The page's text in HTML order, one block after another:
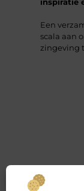
Een
scala aan
zingeving